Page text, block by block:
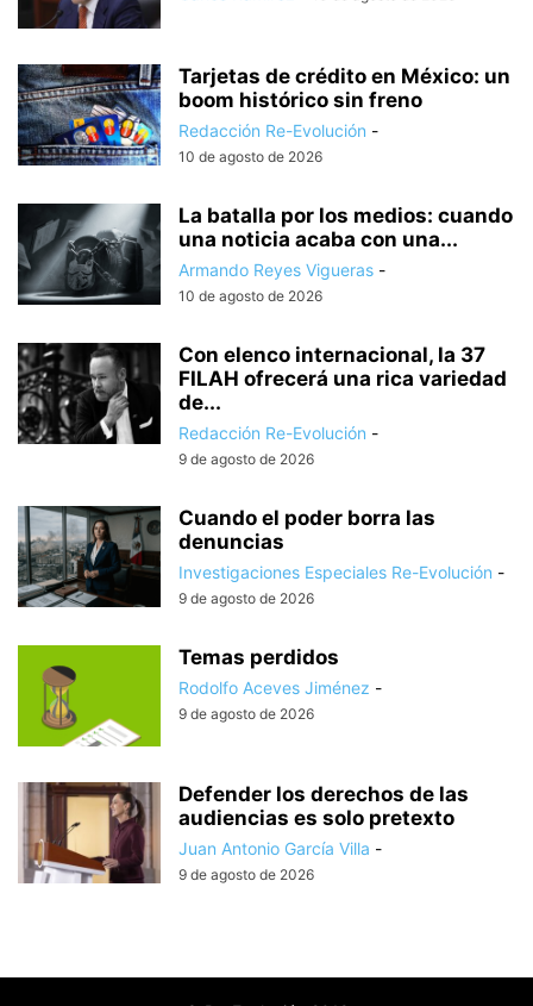
Tarjetas de crédito en México: un
boom histórico sin freno
Redacción Re-Evolución -
10 de agosto de 2026
La batalla por los medios: cuando
una noticia acaba con una...
Armando Reyes Vigueras -
10 de agosto de 2026
Con elenco internacional, la 37
FILAH ofrecerá una rica variedad
de...
Redacción Re-Evolución -
9 de agosto de 2026
Cuando el poder borra las
denuncias
Investigaciones Especiales Re-Evolución -
9 de agosto de 2026
Temas perdidos
Rodolfo Aceves Jiménez -
9 de agosto de 2026
Defender los derechos de las
audiencias es solo pretexto
Juan Antonio García Villa -
9 de agosto de 2026